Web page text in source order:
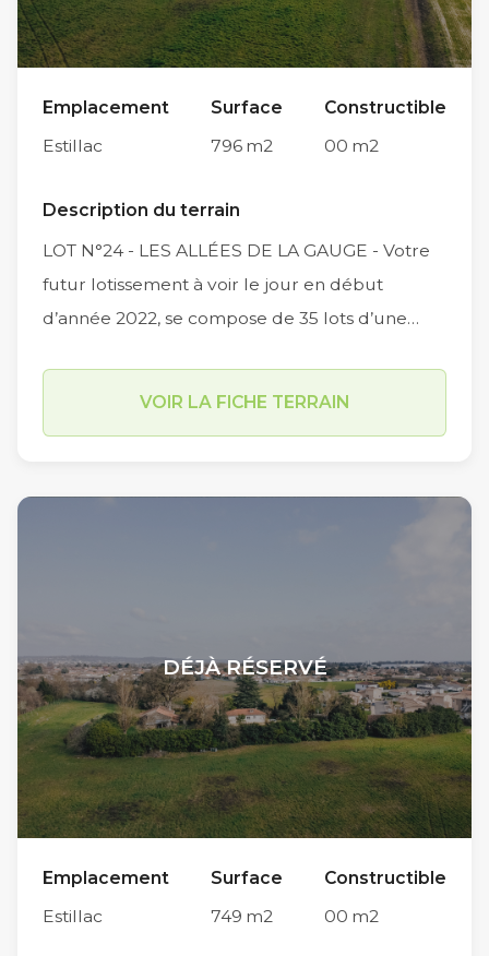
Emplacement
Estillac
Surface
796 m2
Constructible
00 m2
Description du terrain
LOT N°24 - LES ALLÉES DE LA GAUGE - Votre
futur lotissement à voir le jour en début
d’année 2022, se compose de 35 lots d’une
en moins de 10 minutes en voiture par le Pont
de Pierre) lui confère une situation
géographique idéale sur l’agglomération
d’Agen. Parmi ses autres atouts, sa proximité
avec les parcs Walygator et Aqualand d’une
part et le collège Théophile de Viau et ses
d’autre part, en font un endroit privilégié pour
la vie de famille. Chaque futur propriétaire est
VOIR LA FICHE TERRAIN
DÉJÀ RÉSERVÉ
Emplacement
Estillac
Surface
749 m2
Constructible
00 m2